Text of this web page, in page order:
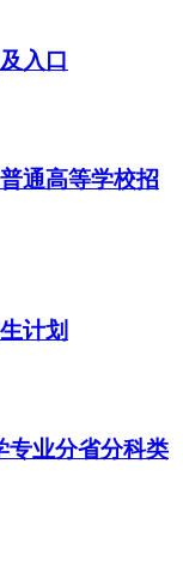
入口
通高等学校招
计划
专业分省分科类